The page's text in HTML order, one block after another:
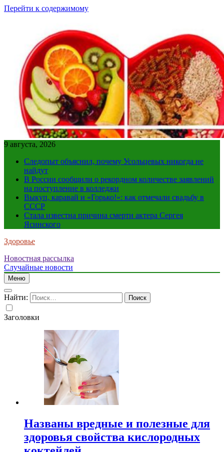
Перейти к содержимому
9 августа, 2026
Следопыт объяснил, почему Усольцевых никогда не
найдут
В России сообщили о рекордном количестве заявлений
на поступление в колледжи
Выкуп, каравай и «Горько!»: как отмечали свадьбу в
СССР
Стала известна причина смерти актера Сергея
Ясинского
Здоровье
Новостная рассылка
Случайные новости
Меню
Найти:
Заголовки
Названы вредные и полезные для
здоровья свойства кислородных